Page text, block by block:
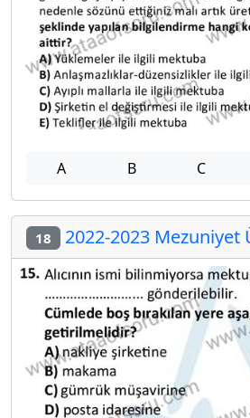
A B C
18 2022-2023 Mezuniyet